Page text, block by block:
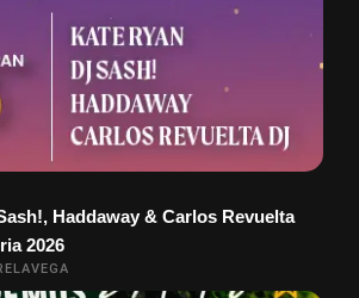
Haddaway & Carlos Revuelta
2026